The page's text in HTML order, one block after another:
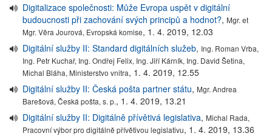
Digitalizace společnosti: Může Evropa uspět v digitální
budoucnosti při zachování svých principů a hodnot?, Mgr. et
Mgr. Věra Jourová, Evropská komise, 1. 4. 2019, 12.03
Digitální služby II: Standard digitálních služeb, Ing. Roman Vrba,
Ing. Petr Kuchař, Ing. Ondřej Felix, Ing. Jiří Kárník, Ing. David Šetina,
Michal Bláha, Ministerstvo vnitra, 1. 4. 2019, 12.55
Digitální služby II: Česká pošta partner státu, Mgr. Andrea
Barešová, Česká pošta, s. p., 1. 4. 2019, 13.21
Digitální služby II: Digitálně přívětivá legislativa, Michal Rada,
Pracovní výbor pro digitálně přívětivou legislativu, 1. 4. 2019, 13.36